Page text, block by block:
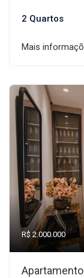
2 Quartos
Mais
R$ 2.000.000